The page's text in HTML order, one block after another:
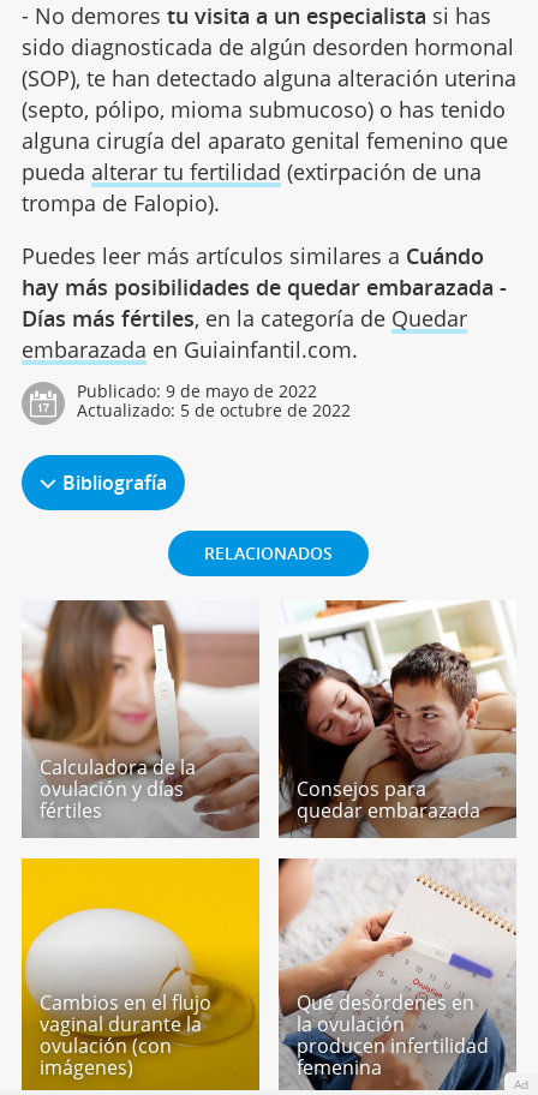
- No demores tu visita a un especialista si has
sido diagnosticada de algún desorden hormonal
(SOP), te han detectado alguna alteración uterina
(septo, pólipo, mioma submucoso) o has tenido
alguna cirugía del aparato genital femenino que
pueda alterar tu fertilidad (extirpación de una
trompa de Falopio).
Puedes leer más artículos similares a Cuándo
hay más posibilidades de quedar embarazada -
Días más fértiles, en la categoría de Quedar
embarazada en Guiainfantil.com.
Publicado: 9 de mayo de 2022
Actualizado: 5 de octubre de 2022
Bibliografía
RELACIONADOS
Calculadora de la
ovulación y días
fértiles
Consejos para
quedar embarazada
Cambios en el flujo
vaginal durante la
ovulación (con
imágenes)
Qué desórdenes en
la ovulación
producen infertilidad
femenina
Ad